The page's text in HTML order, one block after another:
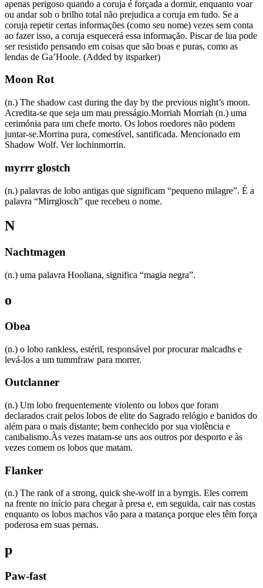
apenas perigoso quando a coruja é forçada a dormir, enquanto voar
ou andar sob o brilho total não prejudica a coruja em tudo. Se a
coruja repetir certas informações (como seu nome) vezes sem conta
ao fazer isso, a coruja esquecerá essa informação. Piscar de lua pode
ser resistido pensando em coisas que são boas e puras, como as
lendas de Ga’Hoole. (Added by itsparker)
Moon Rot
(n.) The shadow cast during the day by the previous night’s moon.
Acredita-se que seja um mau presságio.Morriah Morriah (n.) uma
cerimónia para um chefe morto. Os lobos roedores não podem
juntar-se.Morrina pura, comestível, santificada. Mencionado em
Shadow Wolf. Ver lochinmorrin.
myrrr glostch
(n.) palavras de lobo antigas que significam “pequeno milagre”. É a
palavra “Mirrglosch” que recebeu o nome.
N
Nachtmagen
(n.) uma palavra Hooliana, significa “magia negra”.
o
Obea
(n.) o lobo rankless, estéril, responsável por procurar malcadhs e
levá-los a um tummfraw para morrer.
Outclanner
(n.) Um lobo frequentemente violento ou lobos que foram
declarados crait pelos lobos de elite do Sagrado relógio e banidos do
além para o mais distante; bem conhecido por sua violência e
canibalismo.Às vezes matam-se uns aos outros por desporto e às
vezes comem os lobos que matam.
Flanker
(n.) The rank of a strong, quick she-wolf in a byrrgis. Eles correm
na frente no início para chegar à presa e, em seguida, cair nas costas
enquanto os lobos machos vão para a matança porque eles têm força
poderosa em suas pernas.
p
Paw-fast